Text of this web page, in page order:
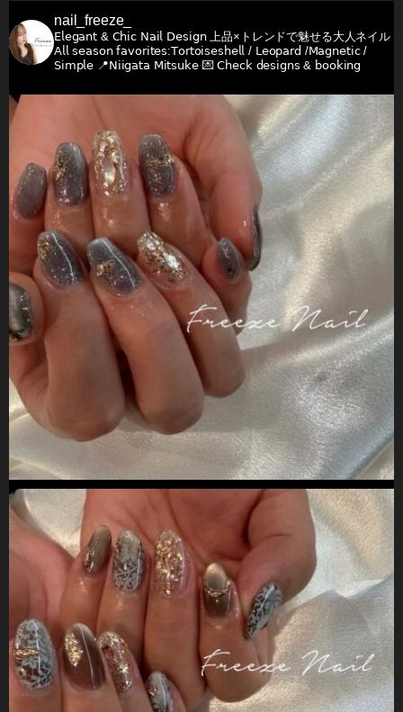
nail_freeze_
𝖤𝗅𝖾𝗀𝖺𝗇𝗍 & 𝖢𝗁𝗂𝖼 𝖭𝖺𝗂𝗅 𝖣𝖾𝗌𝗂𝗀𝗇上品×トレンドで魅せる大人ネイル
𝖠𝗅𝗅 𝗌𝖾𝖺𝗌𝗈𝗇 𝖿𝖺𝗏𝗈𝗋𝗂𝗍𝖾𝗌:𝖳𝗈𝗋𝗍𝗈𝗂𝗌𝖾𝗌𝗁𝖾𝗅𝗅 / 𝖫𝖾𝗈𝗉𝖺𝗋𝖽 /𝖬𝖺𝗀𝗇𝖾𝗍𝗂𝖼 /
𝖲𝗂𝗆𝗉𝗅𝖾 📍𝖭𝗂𝗂𝗀𝖺𝗍𝖺 𝖬𝗂𝗍𝗌𝗎𝗄𝖾💌 𝖢𝗁𝖾𝖼𝗄 𝖽𝖾𝗌𝗂𝗀𝗇𝗌 & 𝖻𝗈𝗈𝗄𝗂𝗇𝗀